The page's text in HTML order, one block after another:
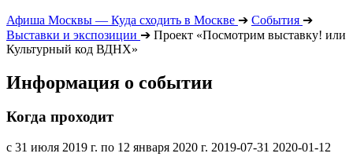
Афиша Москвы — Куда сходить в Москве ➔ События ➔
Выставки и экспозиции ➔ Проект «Посмотрим выставку! или
Культурный код ВДНХ»
Информация о событии
Когда проходит
с 31 июля 2019 г. по 12 января 2020 г. 2019-07-31 2020-01-12